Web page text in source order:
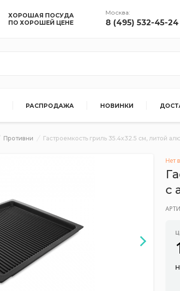
ХОРОШАЯ ПОСУДА
ПО ХОРОШЕЙ ЦЕНЕ
Москва:
8 (495) 532-45-24
РАСПРОДАЖА НОВИНКИ
Противни Гастроемкость гриль 35.4x32.5 см, литой
Нет
с